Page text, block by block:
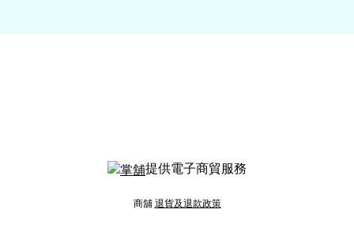
提供電子商貿服務
商舖 退貨及退款政策